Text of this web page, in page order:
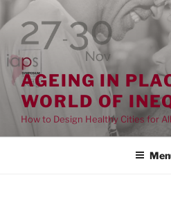
para
conteúdo
AGEING IN
WORLD OF
How to Design Healthy Cities for